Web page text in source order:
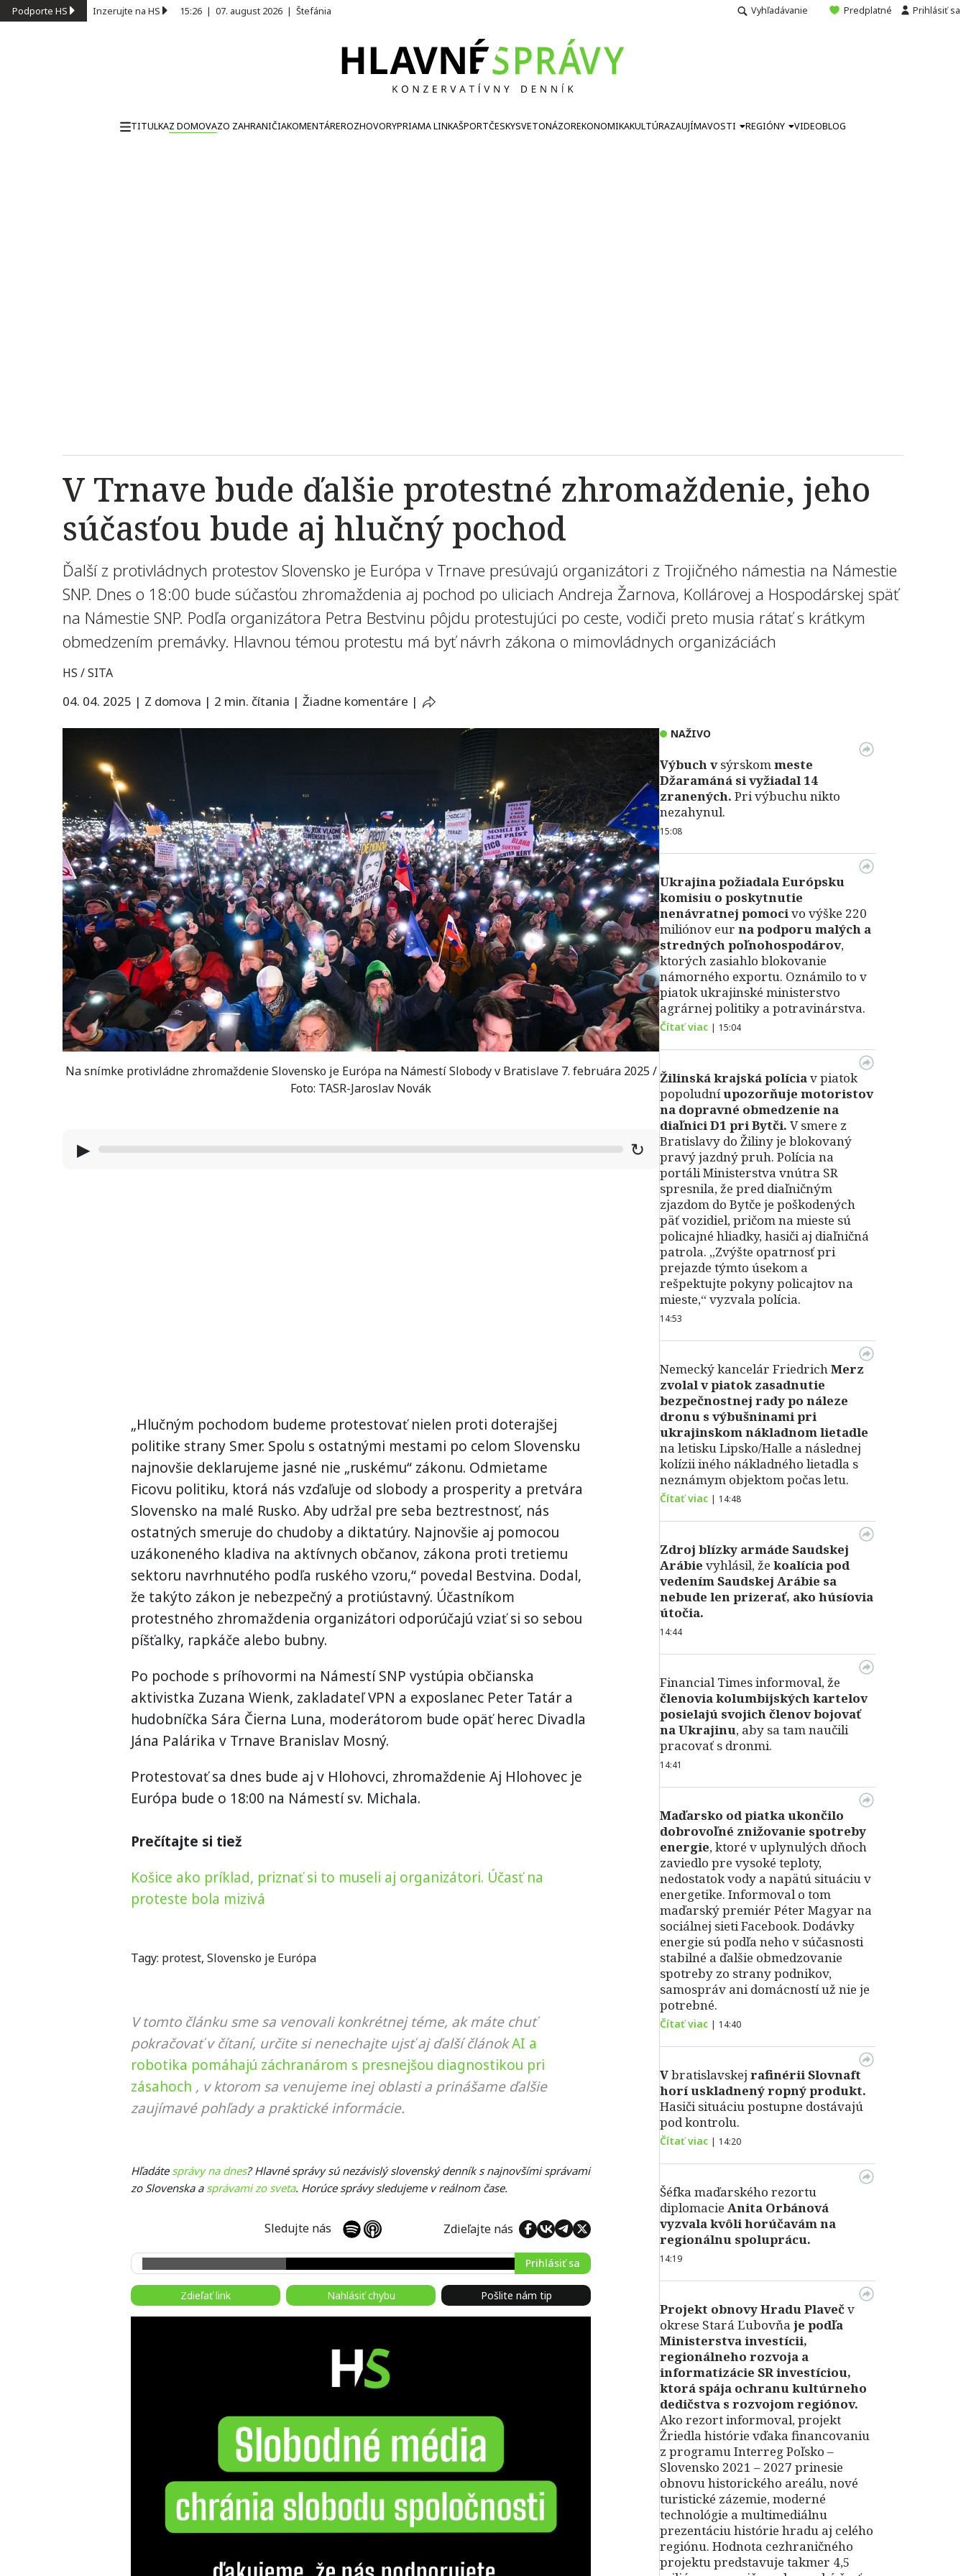
Podporte HS Inzerujte na HS 15:26 | 07. august 2026 | Štefánia Vyhľadávanie Predplatné Prihlásiť sa
TITULKAZ DOMOVAZO ZAHRANIČIAKOMENTÁREROZHOVORYPRIAMA LINKAŠPORTČESKYSVETONÁZOREKONOMIKAKULTÚRAZAUJÍMAVOSTI REGIÓNY VIDEOBLOG
V Trnave bude ďalšie protestné zhromaždenie, jeho
súčasťou bude aj hlučný pochod
Ďalší z protivládnych protestov Slovensko je Európa v Trnave presúvajú organizátori z Trojičného námestia na Námestie
SNP. Dnes o 18:00 bude súčasťou zhromaždenia aj pochod po uliciach Andreja Žarnova, Kollárovej a Hospodárskej späť
na Námestie SNP. Podľa organizátora Petra Bestvinu pôjdu protestujúci po ceste, vodiči preto musia rátať s krátkym
obmedzením premávky. Hlavnou témou protestu má byť návrh zákona o mimovládnych organizáciách
HS / SITA
04. 04. 2025 | Z domova | 2 min. čítania | Žiadne komentáre |
Na snímke protivládne zhromaždenie Slovensko je Európa na Námestí Slobody v Bratislave 7. februára 2025 /
Foto: TASR-Jaroslav Novák
▶ ↻
„Hlučným pochodom budeme protestovať nielen proti doterajšej
politike strany Smer. Spolu s ostatnými mestami po celom Slovensku
najnovšie deklarujeme jasné nie „ruskému“ zákonu. Odmietame
Ficovu politiku, ktorá nás vzďaľuje od slobody a prosperity a pretvára
Slovensko na malé Rusko. Aby udržal pre seba beztrestnosť, nás
ostatných smeruje do chudoby a diktatúry. Najnovšie aj pomocou
uzákoneného kladiva na aktívnych občanov, zákona proti tretiemu
sektoru navrhnutého podľa ruského vzoru,“ povedal Bestvina. Dodal,
že takýto zákon je nebezpečný a protiústavný. Účastníkom
protestného zhromaždenia organizátori odporúčajú vziať si so sebou
píšťalky, rapkáče alebo bubny.
Po pochode s príhovormi na Námestí SNP vystúpia občianska
aktivistka Zuzana Wienk, zakladateľ VPN a exposlanec Peter Tatár a
hudobníčka Sára Čierna Luna, moderátorom bude opäť herec Divadla
Jána Palárika v Trnave Branislav Mosný.
Protestovať sa dnes bude aj v Hlohovci, zhromaždenie Aj Hlohovec je
Európa bude o 18:00 na Námestí sv. Michala.
Prečítajte si tiež
Košice ako príklad, priznať si to museli aj organizátori. Účasť na
proteste bola mizivá
Tagy: protest, Slovensko je Európa
V tomto článku sme sa venovali konkrétnej téme, ak máte chuť
pokračovať v čítaní, určite si nenechajte ujsť aj ďalší článokAI a
robotika pomáhajú záchranárom s presnejšou diagnostikou pri
zásahoch , v ktorom sa venujeme inej oblasti a prinášame ďalšie
zaujímavé pohľady a praktické informácie.
Hľadáte správy na dnes? Hlavné správy sú nezávislý slovenský denník s najnovšími správami
zo Slovenska a správami zo sveta. Horúce správy sledujeme v reálnom čase.
Sledujte nás Zdieľajte nás
Prihlásiť sa
Zdieľať link Nahlásiť chybu Pošlite nám tip
NAŽIVO
Výbuch vsýrskommeste
Džaramáná si vyžiadal 14
zranených. Pri výbuchu nikto
nezahynul.
15:08
Ukrajina požiadala Európsku
komisiu o poskytnutie
nenávratnej pomocivo výške 220
miliónov eur na podporu malých a
stredných poľnohospodárov,
ktorých zasiahlo blokovanie
námorného exportu. Oznámilo to v
piatok ukrajinské ministerstvo
agrárnej politiky a potravinárstva.
Čítať viac | 15:04
Žilinská krajská políciav piatok
popoludníupozorňuje motoristov
na dopravné obmedzenie na
diaľnici D1 pri Bytči. V smere z
Bratislavy do Žiliny je blokovaný
pravý jazdný pruh. Polícia na
portáli Ministerstva vnútra SR
spresnila, že pred diaľničným
zjazdom do Bytče je poškodených
päť vozidiel, pričom na mieste sú
policajné hliadky, hasiči aj diaľničná
patrola. „Zvýšte opatrnosť pri
prejazde týmto úsekom a
rešpektujte pokyny policajtov na
mieste,“ vyzvala polícia.
14:53
Nemecký kancelár FriedrichMerz
zvolal v piatok zasadnutie
bezpečnostnej rady po náleze
dronu s výbušninami pri
ukrajinskom nákladnom lietadle
na letisku Lipsko/Halle a následnej
kolízii iného nákladného lietadla s
neznámym objektom počas letu.
Čítať viac | 14:48
Zdroj blízky armáde Saudskej
Arábie vyhlásil, že koalícia pod
vedením Saudskej Arábie sa
nebude len prizerať, ako húsíovia
útočia.
14:44
Financial Times informoval, že
členovia kolumbijských kartelov
posielajú svojich členov bojovať
na Ukrajinu, aby sa tam naučili
pracovať s dronmi.
14:41
Maďarsko od piatka ukončilo
dobrovoľné znižovanie spotreby
energie, ktoré v uplynulých dňoch
zaviedlo pre vysoké teploty,
nedostatok vody a napätú situáciu v
energetike. Informoval o tom
maďarský premiér Péter Magyar na
sociálnej sieti Facebook. Dodávky
energie sú podľa neho v súčasnosti
stabilné a ďalšie obmedzovanie
spotreby zo strany podnikov,
samospráv ani domácností už nie je
potrebné.
Čítať viac | 14:40
Vbratislavskej rafinérii Slovnaft
horí uskladnený ropný produkt.
Hasiči situáciu postupne dostávajú
pod kontrolu.
Čítať viac | 14:20
Šéfka maďarského rezortu
diplomacie Anita Orbánová
vyzvala kvôli horúčavám na
regionálnu spoluprácu.
14:19
Projekt obnovy Hradu Plavečv
okrese Stará Ľubovňa je podľa
Ministerstva investícii,
regionálneho rozvoja a
informatizácie SR investíciou,
ktorá spája ochranu kultúrneho
dedičstva s rozvojom regiónov.
Ako rezort informoval, projekt
Žriedla histórie vďaka financovaniu
z programu Interreg Poľsko –
Slovensko 2021 – 2027 prinesie
obnovu historického areálu, nové
turistické zázemie, moderné
technológie a multimediálnu
prezentáciu histórie hradu aj celého
regiónu. Hodnota cezhraničného
projektu predstavuje takmer 4,5